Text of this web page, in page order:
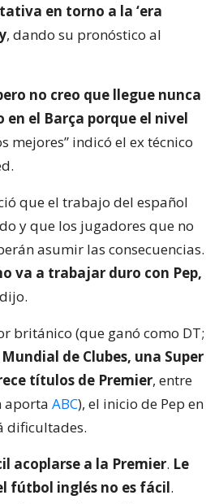
en torno a la ‘era
, dando su pronóstico al
no creo que llegue nunca
en el Barça porque el nivel
mejores” indicó el ex técnico
que el trabajo del español
y que los jugadores que no
asumir las consecuencias.
va a trabajar duro con Pep,
británico (que ganó como DT;
de Clubes, una Super
títulos de Premier, entre
aporta ABC), el inicio de Pep en
dificultades.
acoplarse a la Premier. Le
fútbol inglés no es fácil.